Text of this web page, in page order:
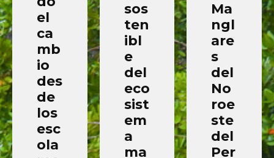
el
ca
mb
io
des
de
los
esc
ola
sos
ten
ibl
e
del
eco
sist
em
a
ma
Ma
ngl
are
s
del
No
roe
ste
del
Per